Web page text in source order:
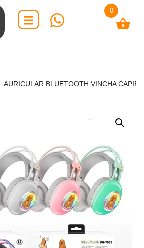
AURICULAR BLUETOOTH VINCHA
0